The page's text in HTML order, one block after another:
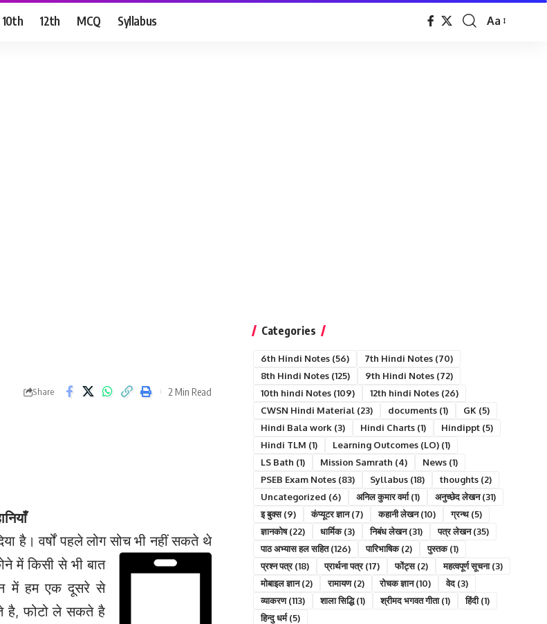
10th 12th MCQ Syllabus
Font
Aa
Share 2 Min Read
है। वर्षों पहले लोग सोच भी नहीं सकते थे
में किसी से भी बात
में हम एक दूसरे से
है, फोटो ले सकते है
Categories
6th Hindi Notes(56) 7th Hindi Notes(70)
8th Hindi Notes(125) 9th Hindi Notes(72)
10th hindi Notes(109) 12th hindi Notes(26)
CWSN Hindi Material(23) documents(1) GK (5)
Hindi Bala work(3) Hindi Charts(1) Hindippt(5)
Hindi TLM (1) Learning Outcomes (LO)(1)
LS Bath (1) Mission Samrath (4) News(1)
PSEB Exam Notes(83) Syllabus(18) thoughts(2)
Uncategorized (6) अनिल कुमार वर्मा(1) अनुच्छेद लेखन(31)
इ बुक्स(9) कंप्यूटर ज्ञान(7) कहानी लेखन(10) ग्रन्थ(5)
ज्ञानकोष(22) धार्मिक(3) निबंध लेखन(31) पत्र लेखन(35)
पाठ अभ्यास हल सहित(126) पारिभाषिक(2) पुस्तक(1)
प्रश्न पत्र(18) प्रार्थना पत्र(17) फोंट्स(2) महत्वपूर्ण सूचना(3)
मोबाइल ज्ञान(2) रामायण(2) रोचक ज्ञान(10) वेद(3)
व्याकरण(113) शाला सिद्धि(1) श्रीमद भगवत गीता(1) हिंदी(1)
हिन्दु धर्म(5)